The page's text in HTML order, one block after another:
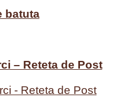
batuta
– Reteta de Post